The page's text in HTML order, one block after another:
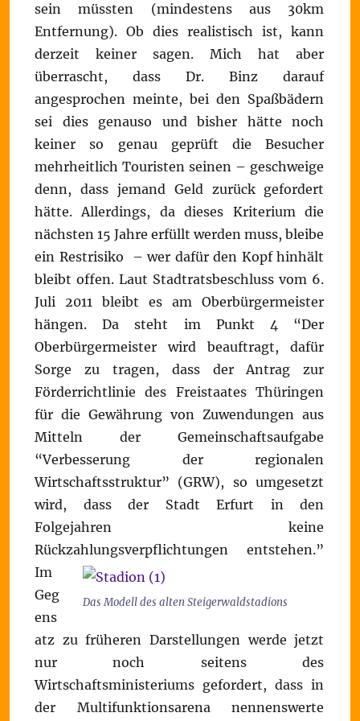
sein müssten (mindestens aus 30km
Entfernung). Ob dies realistisch ist, kann
derzeit keiner sagen. Mich hat aber
überrascht, dass Dr. Binz darauf
angesprochen meinte, bei den Spaßbädern
sei dies genauso und bisher hätte noch
keiner so genau geprüft die Besucher
mehrheitlich Touristen seinen – geschweige
denn, dass jemand Geld zurück gefordert
hätte. Allerdings, da dieses Kriterium die
nächsten 15 Jahre erfüllt werden muss, bleibe
ein Restrisiko – wer dafür den Kopf hinhält
bleibt offen. Laut Stadtratsbeschluss vom 6.
Juli 2011 bleibt es am Oberbürgermeister
hängen. Da steht im Punkt 4 “Der
Oberbürgermeister wird beauftragt, dafür
Sorge zu tragen, dass der Antrag zur
Förderrichtlinie des Freistaates Thüringen
für die Gewährung von Zuwendungen aus
Mitteln der Gemeinschaftsaufgabe
“Verbesserung der regionalen
Wirtschaftsstruktur” (GRW), so umgesetzt
wird, dass der Stadt Erfurt in den
Folgejahren keine
Rückzahlungsverpflichtungen entstehen.”
Das Modell des alten Steigerwaldstadions
Im
Geg
ens
atz zu früheren Darstellungen werde jetzt
nur noch seitens des
Wirtschaftsministeriums gefordert, dass in
der Multifunktionsarena nennenswerte